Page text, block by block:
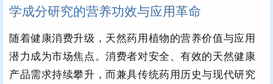
学成分研究的营养功效与应用革命
随着健康消费升级，天然药用植物的营养价值与应用
潜力成为市场焦点。消费者对安全、有效的天然健康
产品需求持续攀升，而兼具传统药用历史与现代研究